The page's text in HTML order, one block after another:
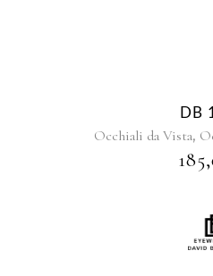
DB
Occhiali da Vista,